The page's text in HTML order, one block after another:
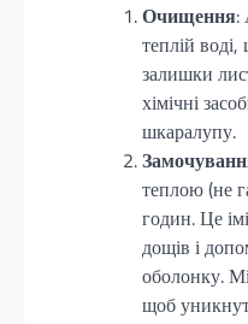
Очищення:
теплій
залишки
хімічні
шкаралупу.
теплою (не
годин. Це
дощів і
оболонку.
щоб